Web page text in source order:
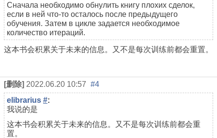
Сначала необходимо обнулить книгу плохих сделок,
если в ней что-то осталось после предыдущего
обучения. Затем в цикле задается необходимое
количество итераций.
这本书会积累关于未来的信息。又不是每次训练前都会重置。
[删除] 2022.06.20 10:57 #4
elibrarius #:
我说的是
这本书会积累关于未来的信息。又不是每次训练前都会重
置。